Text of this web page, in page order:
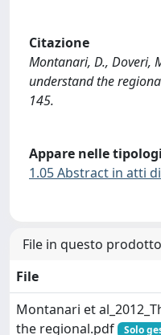
Citazione
Montanari, D., Doveri,
understand the
145.
Appare nelle
1.05 Abstract in atti
File in questo
File
Montanari et
the regional.pdf
Solo